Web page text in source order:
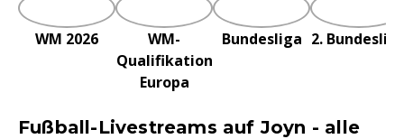
WM 2026
WM-
Qualifikation
Europa
Bundesliga 2.
Fußball-Livestreams auf Joyn - alle